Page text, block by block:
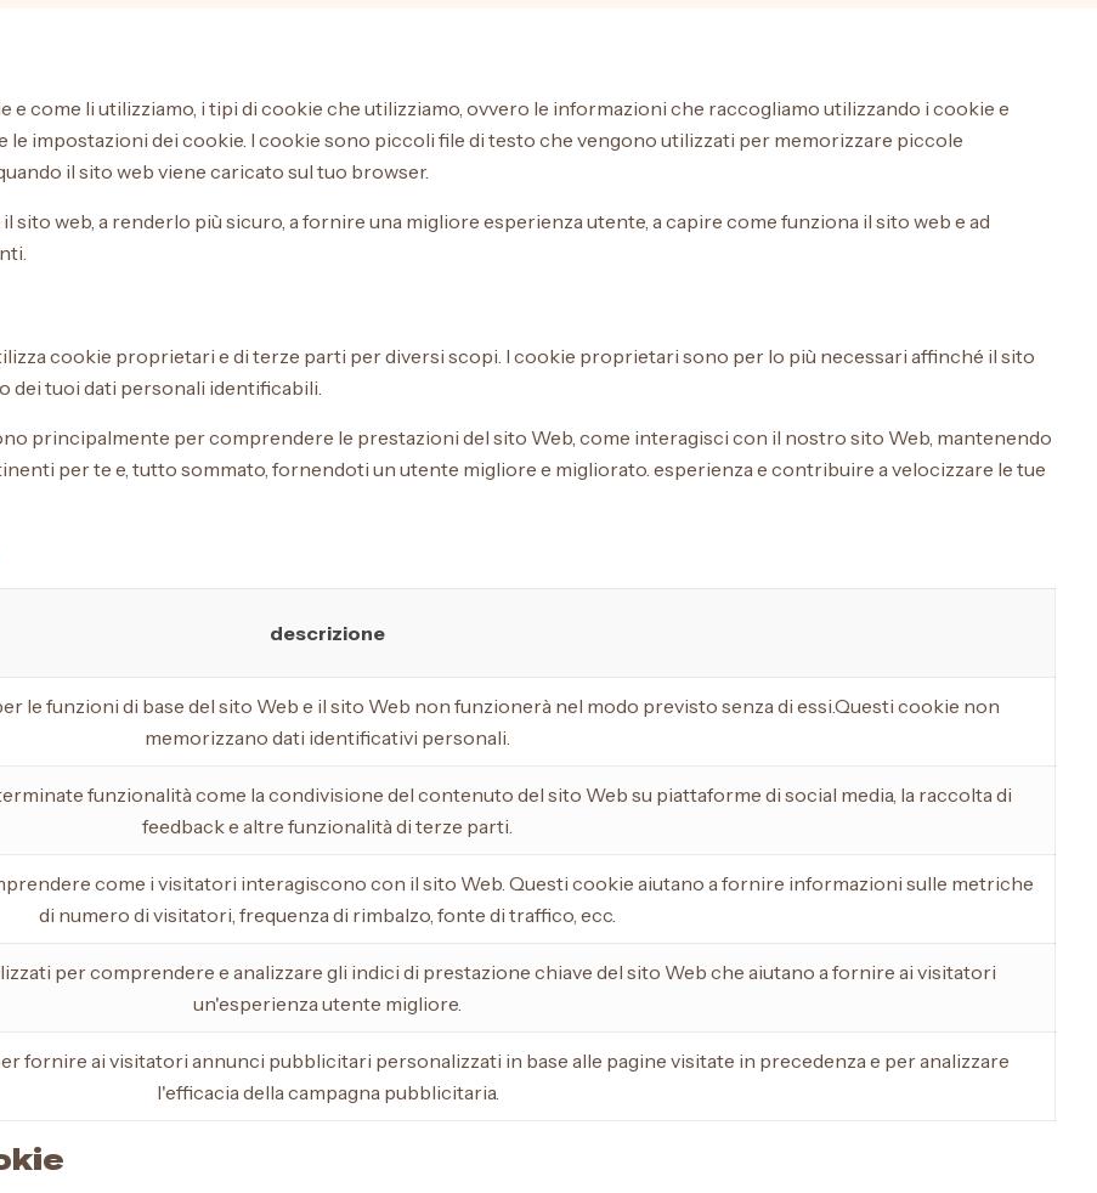
come li utilizziamo, i tipi di cookie che utilizziamo, ovvero le informazioni che raccogliamo utilizzando i cookie e
impostazioni dei cookie. I cookie sono piccoli file di testo che vengono utilizzati per memorizzare piccole
il sito web viene caricato sul tuo browser.
web, a renderlo più sicuro, a fornire una migliore esperienza utente, a capire come funziona il sito web e ad
cookie proprietari e di terze parti per diversi scopi. I cookie proprietari sono per lo più necessari affinché il sito
dei tuoi dati personali identificabili.
principalmente per comprendere le prestazioni del sito Web, come interagisci con il nostro sito Web, mantenendo
per te e, tutto sommato, fornendoti un utente migliore e migliorato. esperienza e contribuire a velocizzare le tue
descrizione
le funzioni di base del sito Web e il sito Web non funzionerà nel modo previsto senza di essi.Questi cookie non
memorizzano dati identificativi personali.
funzionalità come la condivisione del contenuto del sito Web su piattaforme di social media, la raccolta di
feedback e altre funzionalità di terze parti.
come i visitatori interagiscono con il sito Web. Questi cookie aiutano a fornire informazioni sulle metriche
di numero di visitatori, frequenza di rimbalzo, fonte di traffico, ecc.
per comprendere e analizzare gli indici di prestazione chiave del sito Web che aiutano a fornire ai visitatori
un'esperienza utente migliore.
fornire ai visitatori annunci pubblicitari personalizzati in base alle pagine visitate in precedenza e per analizzare
l'efficacia della campagna pubblicitaria.